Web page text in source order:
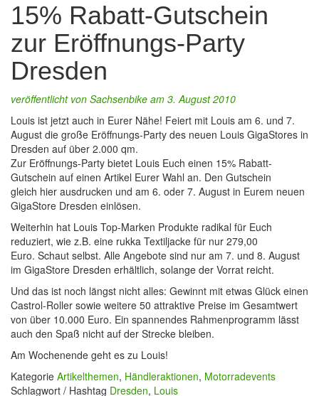
15% Rabatt-Gutschein
zur Eröffnungs-Party
Dresden
veröffentlicht von Sachsenbike am 3. August 2010
Louis ist jetzt auch in Eurer Nähe! Feiert mit Louis am 6. und 7.
August die große Eröffnungs-Party des neuen Louis GigaStores in
Dresden auf über 2.000 qm.
Zur Eröffnungs-Party bietet Louis Euch einen 15% Rabatt-
Gutschein auf einen Artikel Eurer Wahl an. Den Gutschein
gleich hier ausdrucken und am 6. oder 7. August in Eurem neuen
GigaStore Dresden einlösen.
Weiterhin hat Louis Top-Marken Produkte radikal für Euch
reduziert, wie z.B. eine rukka Textiljacke für nur 279,00
Euro. Schaut selbst. Alle Angebote sind nur am 7. und 8. August
im GigaStore Dresden erhältlich, solange der Vorrat reicht.
Und das ist noch längst nicht alles: Gewinnt mit etwas Glück einen
Castrol-Roller sowie weitere 50 attraktive Preise im Gesamtwert
von über 10.000 Euro. Ein spannendes Rahmenprogramm lässt
auch den Spaß nicht auf der Strecke bleiben.
Am Wochenende geht es zu Louis!
Kategorie Artikelthemen, Händleraktionen, Motorradevents
Schlagwort / Hashtag Dresden, Louis